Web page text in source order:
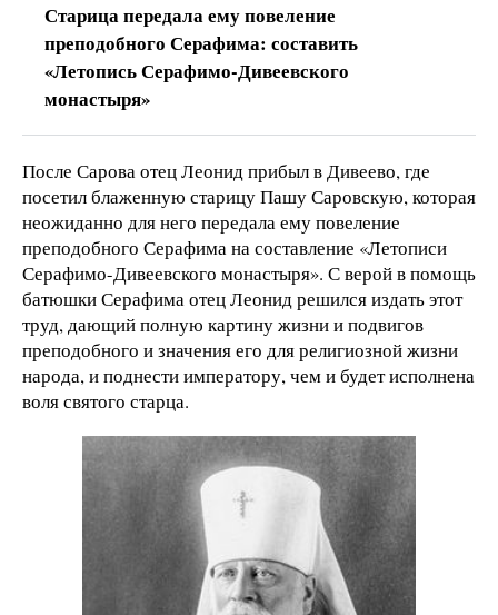
Старица передала ему повеление
преподобного Серафима: составить
«Летопись Серафимо-Дивеевского
монастыря»
После Сарова отец Леонид прибыл в Дивеево, где
посетил блаженную старицу Пашу Саровскую, которая
неожиданно для него передала ему повеление
преподобного Серафима на составление «Летописи
Серафимо-Дивеевского монастыря». С верой в помощь
батюшки Серафима отец Леонид решился издать этот
труд, дающий полную картину жизни и подвигов
преподобного и значения его для религиозной жизни
народа, и поднести императору, чем и будет исполнена
воля святого старца.